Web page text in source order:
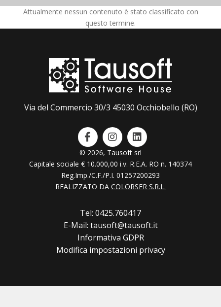
Attualmente nessun contenuto è stato classificato con
questo termine.
Via del Commercio 30/3 45030 Occhiobello (RO)
© 2026, Tausoft srl
Capitale sociale € 10.000,00 i.v. R.E.A. RO n. 140374
Reg.Imp./C.F./P.I. 01257200293
REALIZZATO DA COLORSER S.R.L.
Tel: 0425.760417
E-Mail: tausoft@tausoft.it
Informativa GDPR
Modifica impostazioni privacy